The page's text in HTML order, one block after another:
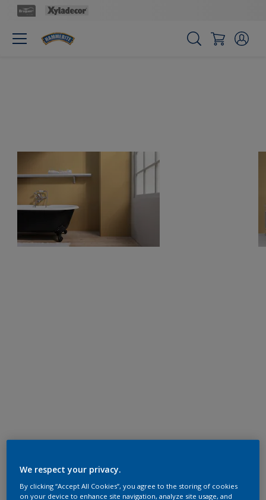
We respect your privacy.
By clicking “Accept All Cookies”, you agree to the storing of cookies
on your device to enhance site navigation, analyze site usage, and